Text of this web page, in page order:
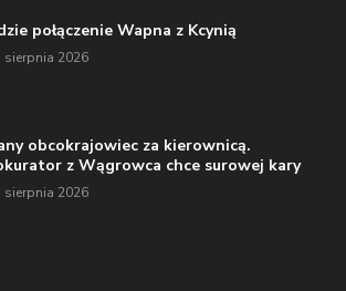
połączenie Wapna z Kcynią
sierpnia 2026
obcokrajowiec za kierownicą.
z Wągrowca chce surowej kary
sierpnia 2026